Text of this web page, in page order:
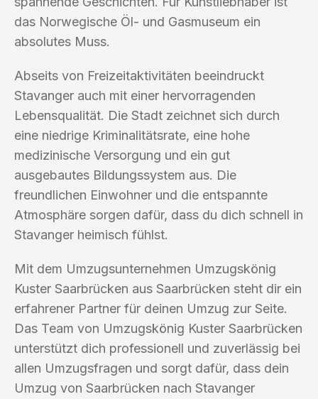
das Norwegische Öl- und Gasmuseum ein
absolutes Muss.
Abseits von Freizeitaktivitäten beeindruckt
Stavanger auch mit einer hervorragenden
Lebensqualität. Die Stadt zeichnet sich durch
eine niedrige Kriminalitätsrate, eine hohe
medizinische Versorgung und ein gut
ausgebautes Bildungssystem aus. Die
freundlichen Einwohner und die entspannte
Atmosphäre sorgen dafür, dass du dich schnell in
Stavanger heimisch fühlst.
Mit dem Umzugsunternehmen Umzugskönig
Kuster Saarbrücken aus Saarbrücken steht dir ein
erfahrener Partner für deinen Umzug zur Seite.
Das Team von Umzugskönig Kuster Saarbrücken
unterstützt dich professionell und zuverlässig bei
allen Umzugsfragen und sorgt dafür, dass dein
Umzug von Saarbrücken nach Stavanger